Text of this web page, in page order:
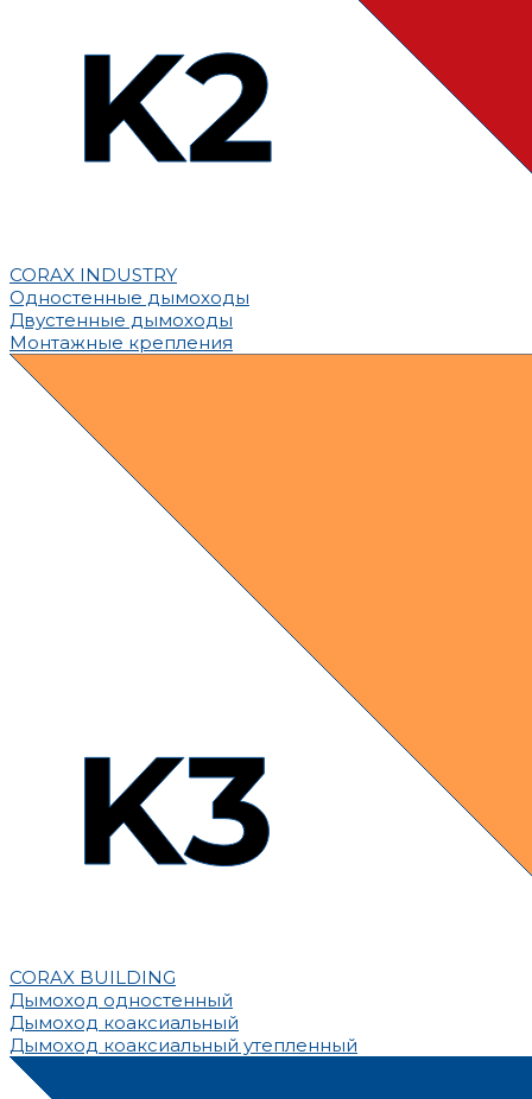
CORAX INDUSTRY
Одностенные дымоходы
Двустенные дымоходы
Монтажные крепления
CORAX BUILDING
Дымоход одностенный
Дымоход коаксиальный
Дымоход коаксиальный утепленный